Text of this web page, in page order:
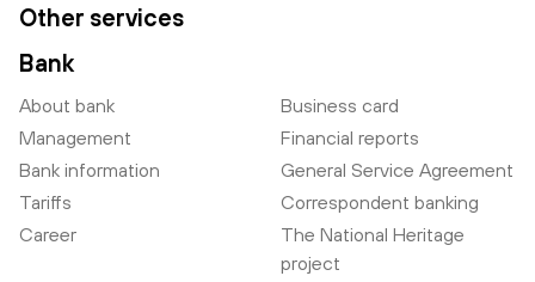
Other services
Bank
About bank
Business card
Management
Financial reports
Bank information
General Service Agreement
Tariffs
Correspondent banking
Career
The National Heritage
project